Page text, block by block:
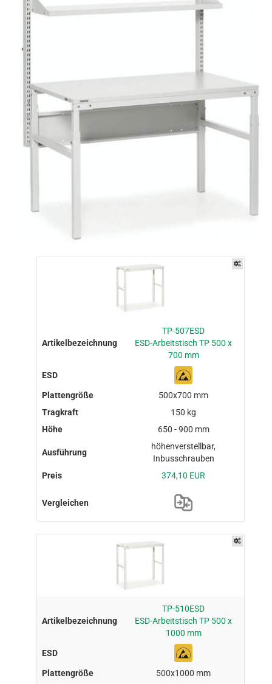
TP-507ESD
ESD-Arbeitstisch TP 500 x
700 mm
500x700 mm
150 kg
650 - 900 mm
höhenverstellbar,
Inbusschrauben
374,10 EUR
TP-510ESD
ESD-Arbeitstisch TP 500 x
1000 mm
500x1000 mm